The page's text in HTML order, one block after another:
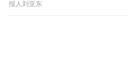
报人刘亚东